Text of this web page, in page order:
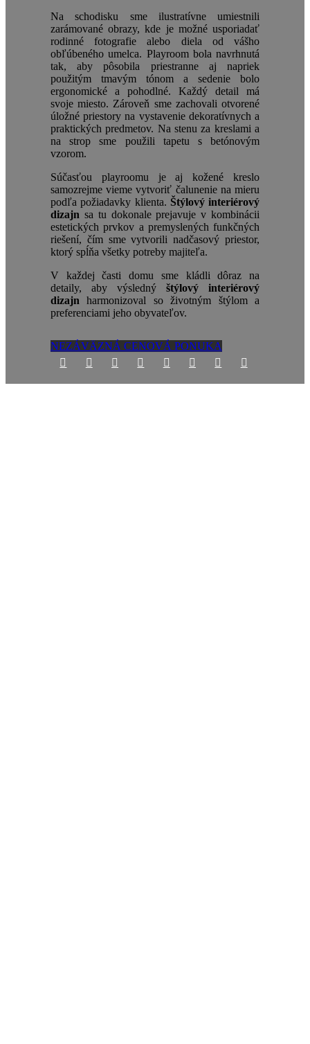
Na schodisku sme ilustratívne umiestnili
zarámované obrazy, kde je možné usporiadať
rodinné fotografie alebo diela od vášho
obľúbeného umelca. Playroom bola navrhnutá
tak, aby pôsobila priestranne aj napriek
použitým tmavým tónom a sedenie bolo
ergonomické a pohodlné. Každý detail má
svoje miesto. Zároveň sme zachovali otvorené
úložné priestory na vystavenie dekoratívnych a
praktických predmetov. Na stenu za kreslami a
na strop sme použili tapetu s betónovým
vzorom.
Súčasťou playroomu je aj kožené kreslo
samozrejme vieme vytvoriť čalunenie na mieru
podľa požiadavky klienta. Štýlový interiérový
dizajnsa tu dokonale prejavuje v kombinácii
estetických prvkov a premyslených funkčných
riešení, čím sme vytvorili nadčasový priestor,
ktorý spĺňa všetky potreby majiteľa.
V každej časti domu sme kládli dôraz na
detaily, aby výslednýštýlový interiérový
dizajnharmonizoval so životným štýlom a
preferenciami jeho obyvateľov.
NEZÁVÄZNÁ CENOVÁ PONUKA